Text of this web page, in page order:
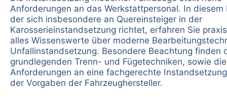
Anforderungen an das Werkstattpersonal. In diesem
der sich insbesondere an Quereinsteiger in der
Karosserieinstandsetzung richtet, erfahren Sie
alles Wissenswerte über moderne
Unfallinstandsetzung. Besondere Beachtung finden
grundlegenden Trenn- und Fügetechniken, sowie die
Anforderungen an eine fachgerechte
der Vorgaben der Fahrzeughersteller.